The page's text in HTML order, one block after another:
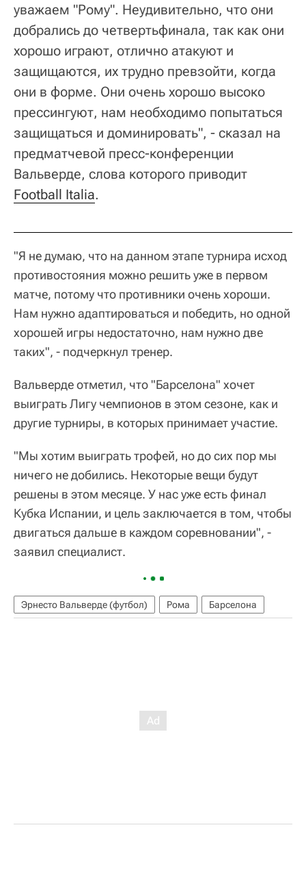
уважаем "Рому". Неудивительно, что они
добрались до четвертьфинала, так как они
хорошо играют, отлично атакуют и
защищаются, их трудно превзойти, когда
они в форме. Они очень хорошо высоко
прессингуют, нам необходимо попытаться
защищаться и доминировать", - сказал на
предматчевой пресс-конференции
Вальверде, слова которого приводит
Football Italia.
"Я не думаю, что на данном этапе турнира исход
противостояния можно решить уже в первом
матче, потому что противники очень хороши.
Нам нужно адаптироваться и победить, но одной
хорошей игры недостаточно, нам нужно две
таких", - подчеркнул тренер.
Вальверде отметил, что "Барселона" хочет
выиграть Лигу чемпионов в этом сезоне, как и
другие турниры, в которых принимает участие.
"Мы хотим выиграть трофей, но до сих пор мы
ничего не добились. Некоторые вещи будут
решены в этом месяце. У нас уже есть финал
Кубка Испании, и цель заключается в том, чтобы
двигаться дальше в каждом соревновании", -
заявил специалист.
Эрнесто Вальверде (футбол) Рома Барселона